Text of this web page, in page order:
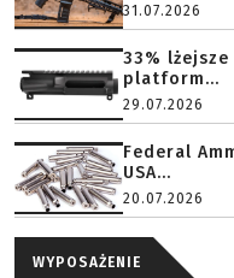
31.07.2026
33%
platform...
29.07.2026
Federal
USA...
20.07.2026
WYPOSAŻENIE